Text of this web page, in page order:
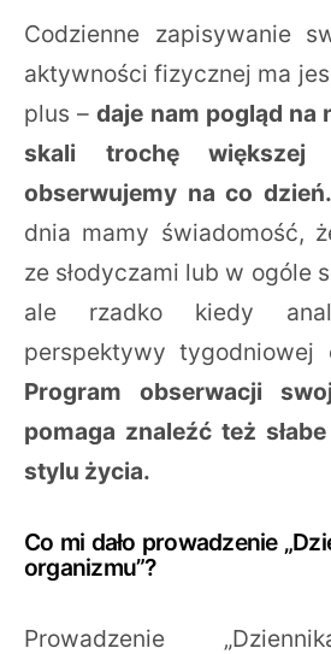
Codzienne zapisywanie
aktywności fizycznej ma
plus –daje nam pogląd na
skali trochę
obserwujemy na co dzień.
dnia mamy świadomość,
ze słodyczami lub w ogóle
ale rzadko kiedy
perspektywy tygodniowej
Program obserwacji
pomaga znaleźć też
stylu życia.
Co mi dało prowadzenie
organizmu”?
Prowadzenie